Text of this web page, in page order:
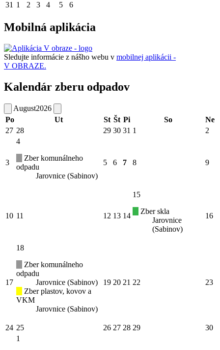
31 1 2 3 4 5 6
Mobilná aplikácia
Sledujte informácie z nášho webu v mobilnej aplikácii -
V OBRAZE.
Kalendár zberu odpadov
August2026
Po
Ut St Št Pi So
Ne
27 28 29 30 31 1 2
3
4
Zber komunálneho
odpadu
Jarovnice (Sabinov)
5 6 7 8 9
10 11 12 13 14
15
Zber skla
Jarovnice
(Sabinov)
16
17
18
Zber komunálneho
odpadu
Jarovnice (Sabinov)
Zber plastov, kovov a
VKM
Jarovnice (Sabinov)
19 20 21 22 23
24 25 26 27 28 29 30
1